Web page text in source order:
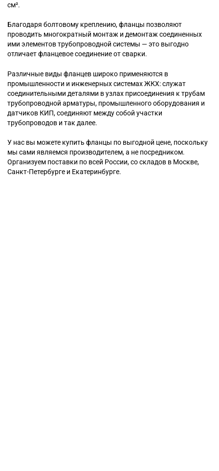
см².
Благодаря болтовому креплению, фланцы позволяют
проводить многократный монтаж и демонтаж соединенных
ими элементов трубопроводной системы — это выгодно
отличает фланцевое соединение от сварки.
Различные виды фланцев широко применяются в
промышленности и инженерных системах ЖКХ: служат
соединительными деталями в узлах присоединения к трубам
трубопроводной арматуры, промышленного оборудования и
датчиков КИП, соединяют между собой участки
трубопроводов и так далее.
У нас вы можете купить фланцы по выгодной цене, поскольку
мы сами являемся производителем, а не посредником.
Организуем поставки по всей России, со складов в Москве,
Санкт-Петербурге и Екатеринбурге.